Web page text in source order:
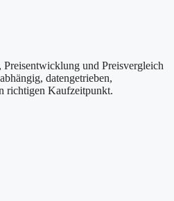
Preisentwicklung und Preisvergleich
datengetrieben,
richtigen Kaufzeitpunkt.